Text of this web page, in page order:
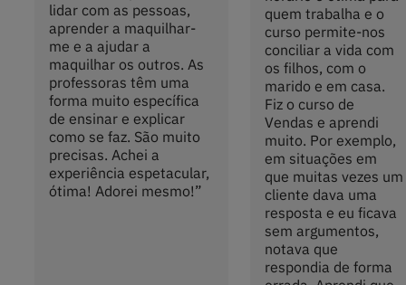
lidar com as pessoas,
aprender a maquilhar-
me e a ajudar a
maquilhar os outros. As
professoras têm uma
forma muito específica
de ensinar e explicar
como se faz. São muito
precisas. Achei a
experiência espetacular,
ótima! Adorei mesmo!”
quem trabalha e o
curso permite-nos
conciliar a vida com
os filhos, com o
marido e em casa.
Fiz o curso de
Vendas e aprendi
muito. Por exemplo,
em situações em
que muitas vezes um
cliente dava uma
resposta e eu ficava
sem argumentos,
notava que
respondia de forma